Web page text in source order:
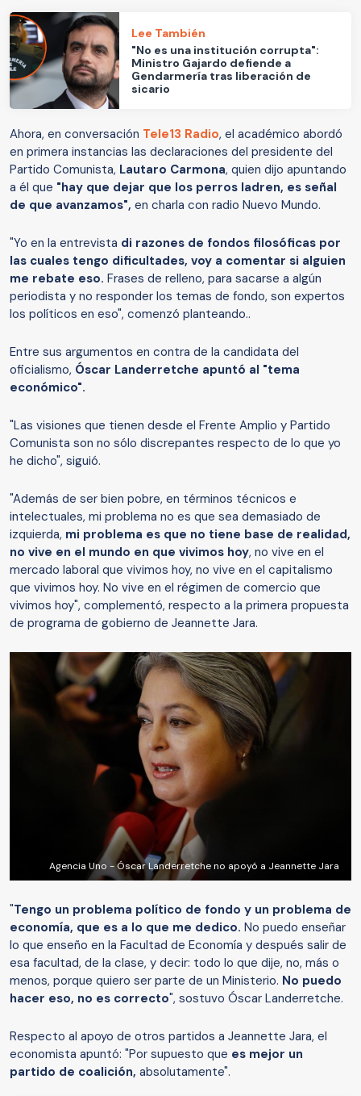
Lee También
"No es una institución corrupta":
Ministro Gajardo defiende a
Gendarmería tras liberación de
sicario
Ahora, en conversación Tele13 Radio, el académico abordó
en primera instancias las declaraciones del presidente del
Partido Comunista, Lautaro Carmona, quien dijo apuntando
a él que "hay que dejar que los perros ladren, es señal
de que avanzamos", en charla con radio Nuevo Mundo.
"Yo en la entrevista di razones de fondos filosóficas por
las cuales tengo dificultades, voy a comentar si alguien
me rebate eso. Frases de relleno, para sacarse a algún
periodista y no responder los temas de fondo, son expertos
los políticos en eso", comenzó planteando..
Entre sus argumentos en contra de la candidata del
oficialismo, Óscar Landerretche apuntó al "tema
económico".
"Las visiones que tienen desde el Frente Amplio y Partido
Comunista son no sólo discrepantes respecto de lo que yo
he dicho", siguió.
"Además de ser bien pobre, en términos técnicos e
intelectuales, mi problema no es que sea demasiado de
izquierda, mi problema es que no tiene base de realidad,
no vive en el mundo en que vivimos hoy, no vive en el
mercado laboral que vivimos hoy, no vive en el capitalismo
que vivimos hoy. No vive en el régimen de comercio que
vivimos hoy", complementó, respecto a la primera propuesta
de programa de gobierno de Jeannette Jara.
Agencia Uno - Óscar Landerretche no apoyó a Jeannette Jara
"Tengo un problema político de fondo y un problema de
economía, que es a lo que me dedico. No puedo enseñar
lo que enseño en la Facultad de Economía y después salir de
esa facultad, de la clase, y decir: todo lo que dije, no, más o
menos, porque quiero ser parte de un Ministerio. No puedo
hacer eso, no es correcto", sostuvo Óscar Landerretche.
Respecto al apoyo de otros partidos a Jeannette Jara, el
economista apuntó: "Por supuesto que es mejor un
partido de coalición, absolutamente".